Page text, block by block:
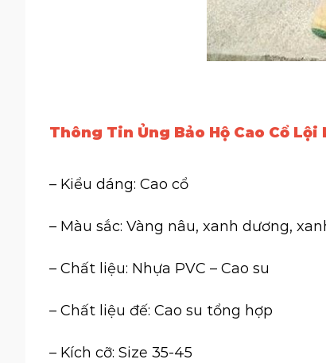
Thông Tin Ủng Bảo Hộ Cao Cổ Lội
– Kiểu dáng: Cao cổ
– Màu sắc: Vàng nâu, xanh dương,
– Chất liệu: Nhựa PVC – Cao su
– Chất liệu đế: Cao su tổng hợp
– Kích cỡ: Size 35-45